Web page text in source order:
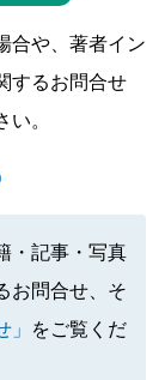
合や、著者イン
するお問合せ
。
・記事・写真
お問合せ、そ
」
をご覧くだ